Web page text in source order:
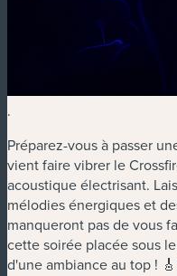
.
Préparez-vous à passer
vient faire vibrer le
acoustique électrisant.
mélodies énergiques et
manqueront pas de vous
cette soirée placée sous
d'une ambiance au top !